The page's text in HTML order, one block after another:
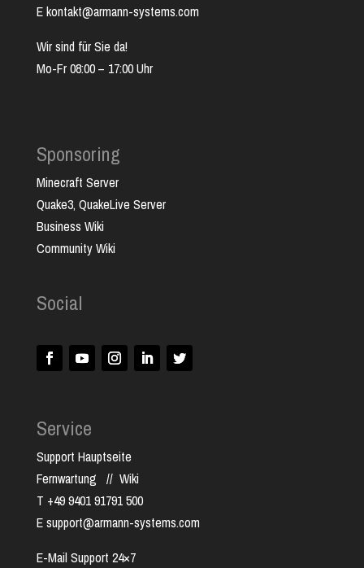
E kontakt@armann-systems.com
Wir sind für Sie da!
Mo-Fr 08:00 – 17:00 Uhr
Sponsoring
Minecraft Server
Quake3, QuakeLive Server
Business Wiki
Community Wiki
Social
Service
Support Hauptseite
Fernwartung // Wiki
T +49 9401 91791 500
E support@armann-systems.com
E-Mail Support 24×7